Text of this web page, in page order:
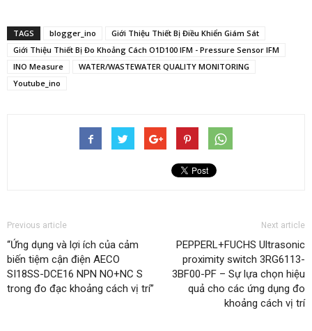
TAGS blogger_ino
Giới Thiệu Thiết Bị Điều Khiển Giám Sát
Giới Thiệu Thiết Bị Đo Khoảng Cách O1D100 IFM - Pressure Sensor IFM
INO Measure
WATER/WASTEWATER QUALITY MONITORING
Youtube_ino
Previous article
“Ứng dụng và lợi ích của cảm
biến tiệm cận điện AECO
SI18SS-DCE16 NPN NO+NC S
trong đo đạc khoảng cách vị trí”
Next article
PEPPERL+FUCHS Ultrasonic
proximity switch 3RG6113-
3BF00-PF – Sự lựa chọn hiệu
quả cho các ứng dụng đo
khoảng cách vị trí